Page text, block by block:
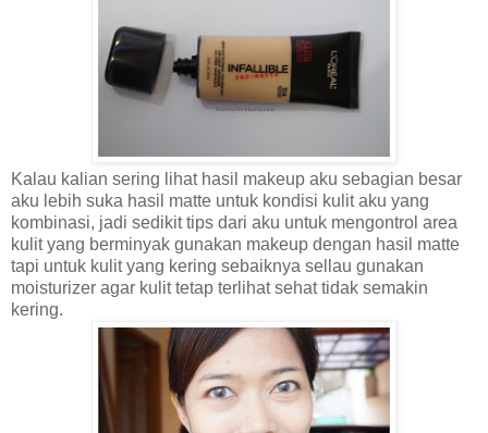
Kalau kalian sering lihat hasil makeup aku sebagian besar
aku lebih suka hasil matte untuk kondisi kulit aku yang
kombinasi, jadi sedikit tips dari aku untuk mengontrol area
kulit yang berminyak gunakan makeup dengan hasil matte
tapi untuk kulit yang kering sebaiknya sellau gunakan
moisturizer agar kulit tetap terlihat sehat tidak semakin
kering.